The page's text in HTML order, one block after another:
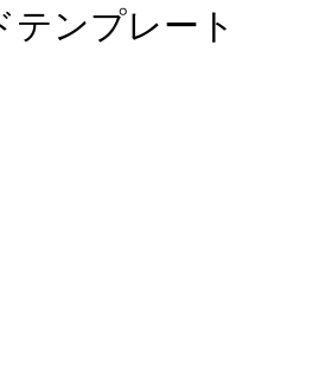
ンプレート